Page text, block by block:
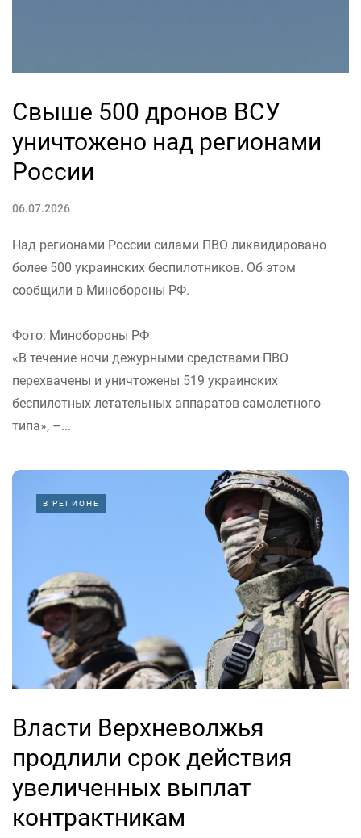
Свыше 500 дронов ВСУ
уничтожено над регионами
России
06.07.2026
Над регионами России силами ПВО ликвидировано
более 500 украинских беспилотников. Об этом
сообщили в Минобороны РФ.
Фото: Минобороны РФ
«В течение ночи дежурными средствами ПВО
перехвачены и уничтожены 519 украинских
беспилотных летательных аппаратов самолетного
типа», –...
В РЕГИОНЕ
Власти Верхневолжья
продлили срок действия
увеличенных выплат
контрактникам